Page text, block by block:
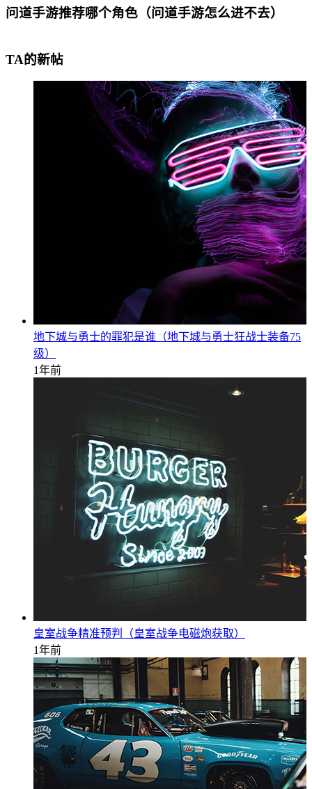
问道手游推荐哪个角色（问道手游怎么进不去）
TA的新帖
地下城与勇士的罪犯是谁（地下城与勇士狂战士装备75
级）
1年前
皇室战争精准预判（皇室战争电磁炮获取）
1年前